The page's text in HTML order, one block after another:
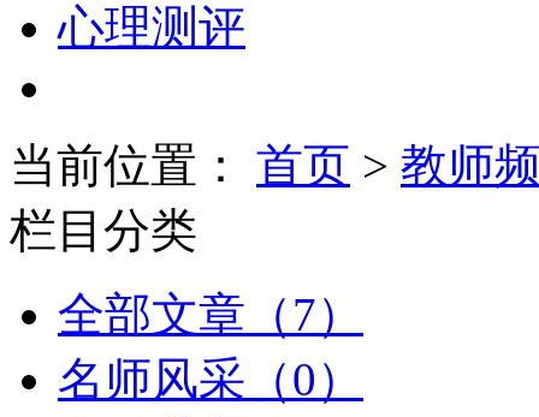
心理测评
当前位置： 首页 > 教师
栏目分类
全部文章（7）
名师风采（0）